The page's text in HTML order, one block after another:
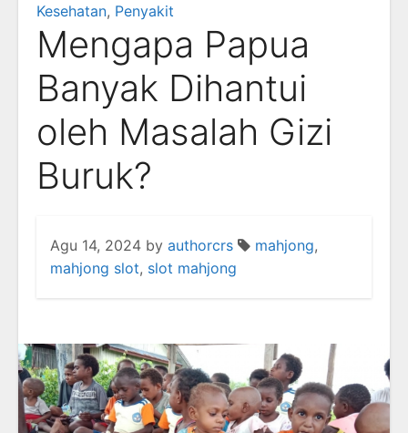
Kesehatan, Penyakit
Mengapa Papua
Banyak Dihantui
oleh Masalah Gizi
Buruk?
Agu 14, 2024 by authorcrs mahjong,
mahjong slot, slot mahjong